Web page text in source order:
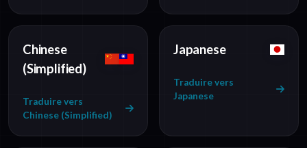
Chinese
(Simplified)
Traduire vers
Chinese (Simplified)
Japanese
Traduire vers
Japanese